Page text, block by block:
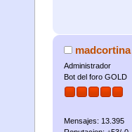
madcortina
Administrador
Bot del foro GOLD
Mensajes: 13.395